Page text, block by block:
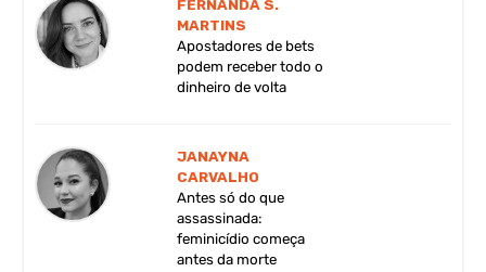
FERNANDA S.
MARTINS
Apostadores de bets
podem receber todo o
dinheiro de volta
JANAYNA
CARVALHO
Antes só do que
assassinada:
feminicídio começa
antes da morte